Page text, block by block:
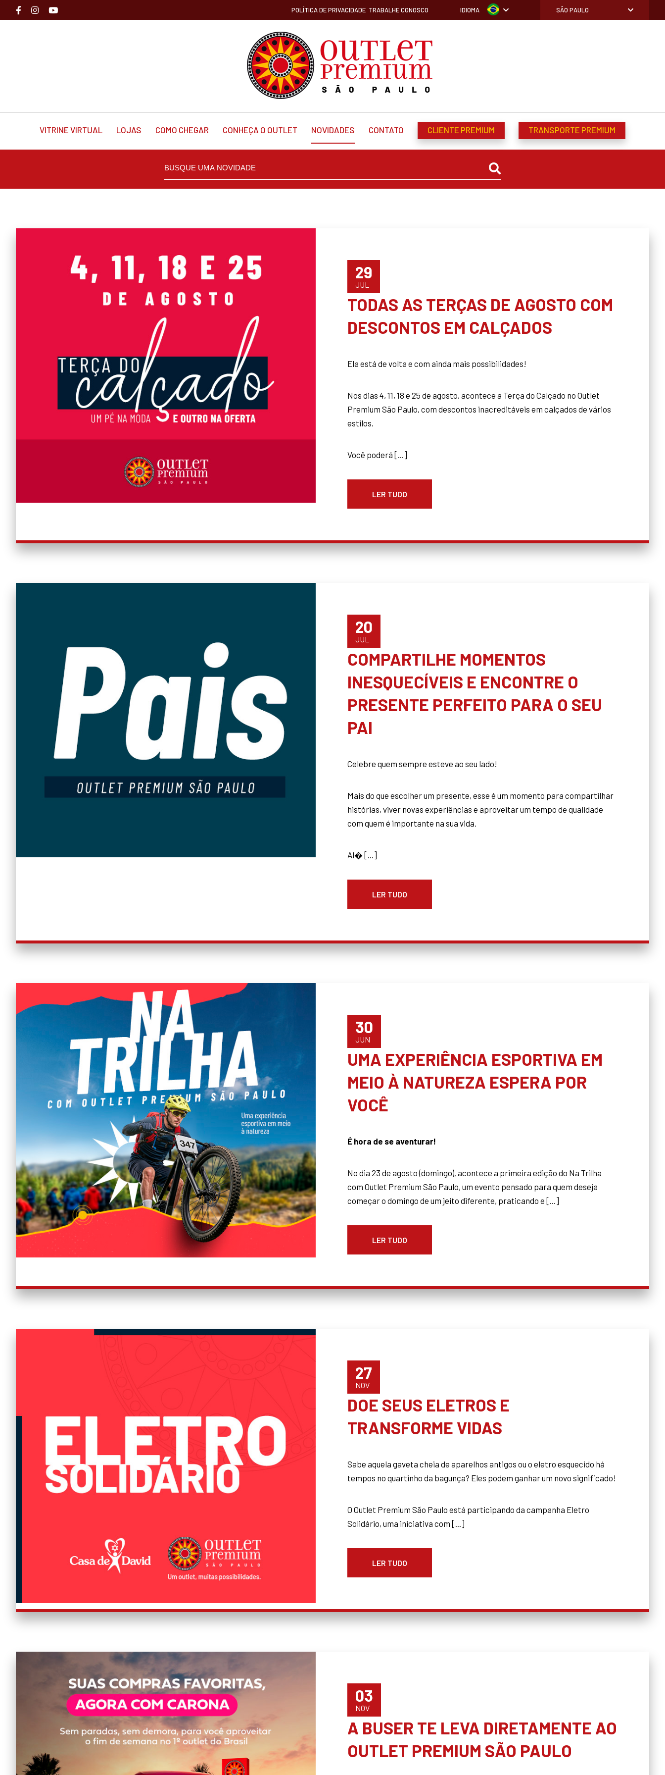
POLÍTICA DE PRIVACIDADE TRABALHE CONOSCO IDIOMA SÃO PAULO
VITRINE VIRTUAL LOJAS COMO CHEGAR CONHEÇA O OUTLET NOVIDADES CONTATO CLIENTE PREMIUM TRANSPORTE PREMIUM
29
JUL
TODAS AS TERÇAS DE AGOSTO COM
DESCONTOS EM CALÇADOS
Ela está de volta e com ainda mais possibilidades!
Nos dias 4, 11, 18 e 25 de agosto, acontece a Terça do Calçado no Outlet
Premium São Paulo, com descontos inacreditáveis em calçados de vários
estilos.
Você poderá [...]
LER TUDO
20
JUL
COMPARTILHE MOMENTOS
INESQUECÍVEIS E ENCONTRE O
PRESENTE PERFEITO PARA O SEU
PAI
Celebre quem sempre esteve ao seu lado!
Mais do que escolher um presente, esse é um momento para compartilhar
histórias, viver novas experiências e aproveitar um tempo de qualidade
com quem é importante na sua vida.
Al� [...]
LER TUDO
30
JUN
UMA EXPERIÊNCIA ESPORTIVA EM
MEIO À NATUREZA ESPERA POR
VOCÊ
É hora de se aventurar!
No dia 23 de agosto (domingo), acontece a primeira edição do Na Trilha
com Outlet Premium São Paulo, um evento pensado para quem deseja
começar o domingo de um jeito diferente, praticando e [...]
LER TUDO
27
NOV
DOE SEUS ELETROS E
TRANSFORME VIDAS
Sabe aquela gaveta cheia de aparelhos antigos ou o eletro esquecido há
tempos no quartinho da bagunça? Eles podem ganhar um novo significado!
O Outlet Premium São Paulo está participando da campanha Eletro
Solidário, uma iniciativa com [...]
LER TUDO
03
NOV
A BUSER TE LEVA DIRETAMENTE AO
OUTLET PREMIUM SÃO PAULO